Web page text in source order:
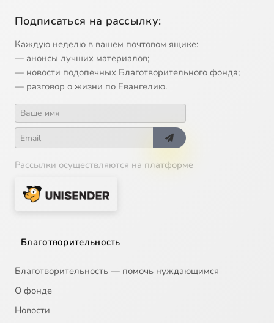
Подписаться на рассылку:
Каждую неделю в вашем почтовом ящике:
— анонсы лучших материалов;
— новости подопечных Благотворительного фонда;
— разговор о жизни по Евангелию.
Рассылки осуществляются на платформе
Благотворительность
Благотворительность — помочь нуждающимся
О фонде
Новости